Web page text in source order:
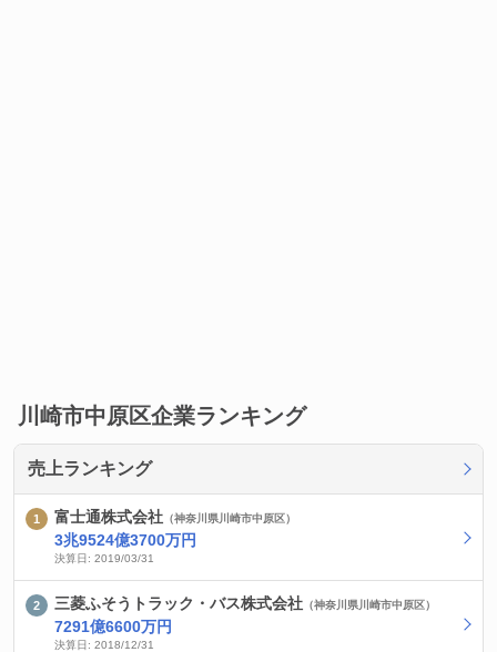
川崎市中原区企業ランキング
売上ランキング
富士通株式会社 （神奈川県川崎市中原区）
3兆9524億3700万円
決算日: 2019/03/31
三菱ふそうトラック・バス株式会社 （神奈川県川崎市中原区）
7291億6600万円
決算日: 2018/12/31